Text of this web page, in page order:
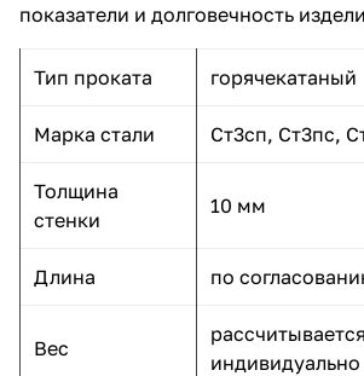
показатели и долговечность
Тип проката горячекатаный
Марка стали Ст3сп, Ст3пс,
Толщина
стенки
10 мм
Длина по
Вес
рассчитывается
индивидуально